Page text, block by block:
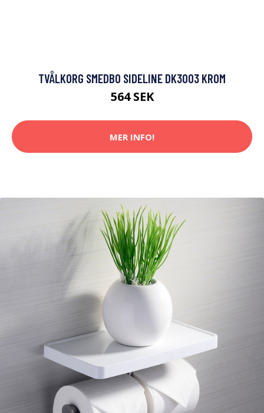
TVÅLKORG SMEDBO SIDELINE DK3003 KROM
564 SEK
MER INFO!